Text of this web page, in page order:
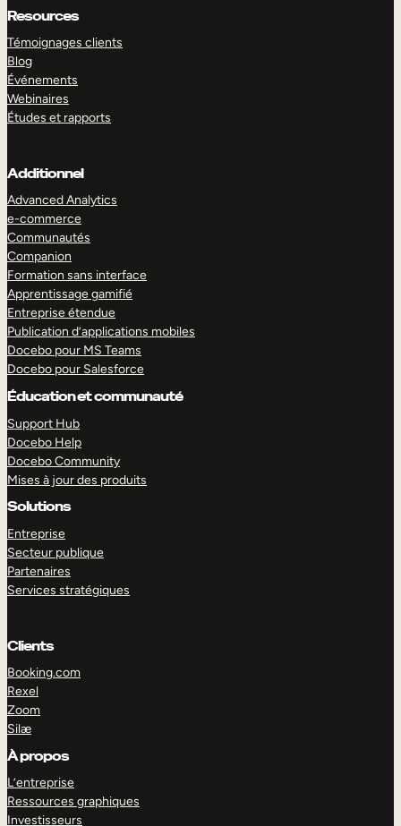
Resources
Témoignages clients
Blog
Événements
Webinaires
Études et rapports
Additionnel
Advanced Analytics
e-commerce
Communautés
Companion
Formation sans interface
Apprentissage gamifié
Entreprise étendue
Publication d’applications mobiles
Docebo pour MS Teams
Docebo pour Salesforce
Éducation et communauté
Support Hub
Docebo Help
Docebo Community
Mises à jour des produits
Solutions
Entreprise
Secteur publique
Partenaires
Services stratégiques
Clients
Booking.com
Rexel
Zoom
Silæ
À propos
L’entreprise
Ressources graphiques
Investisseurs